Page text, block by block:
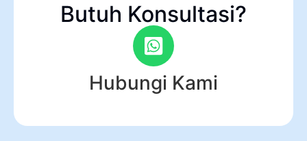
Butuh Konsultasi?
Hubungi Kami